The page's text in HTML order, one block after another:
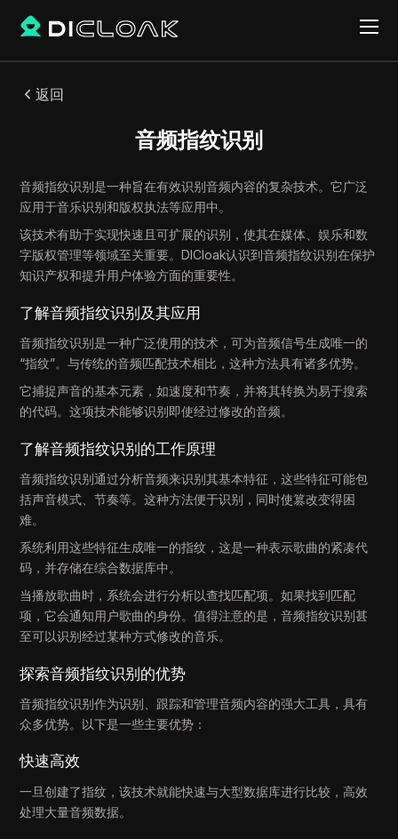
返回
音频指纹识别
音频指纹识别是一种旨在有效识别音频内容的复杂技术。它广泛
应用于音乐识别和版权执法等应用中。
该技术有助于实现快速且可扩展的识别，使其在媒体、娱乐和数
字版权管理等领域至关重要。DICloak认识到音频指纹识别在保护
知识产权和提升用户体验方面的重要性。
了解音频指纹识别及其应用
音频指纹识别是一种广泛使用的技术，可为音频信号生成唯一的
“指纹”。与传统的音频匹配技术相比，这种方法具有诸多优势。
它捕捉声音的基本元素，如速度和节奏，并将其转换为易于搜索
的代码。这项技术能够识别即使经过修改的音频。
了解音频指纹识别的工作原理
音频指纹识别通过分析音频来识别其基本特征，这些特征可能包
括声音模式、节奏等。这种方法便于识别，同时使篡改变得困
难。
系统利用这些特征生成唯一的指纹，这是一种表示歌曲的紧凑代
码，并存储在综合数据库中。
当播放歌曲时，系统会进行分析以查找匹配项。如果找到匹配
项，它会通知用户歌曲的身份。值得注意的是，音频指纹识别甚
至可以识别经过某种方式修改的音乐。
探索音频指纹识别的优势
音频指纹识别作为识别、跟踪和管理音频内容的强大工具，具有
众多优势。以下是一些主要优势：
快速高效
一旦创建了指纹，该技术就能快速与大型数据库进行比较，高效
处理大量音频数据。